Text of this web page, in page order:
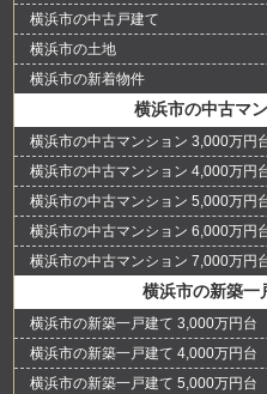
横浜市の中古戸建て
横浜市の土地
横浜市の新着物件
横浜市の中古マ
横浜市の中古マンション 3,000万円
横浜市の中古マンション 4,000万円
横浜市の中古マンション 5,000万円
横浜市の中古マンション 6,000万円
横浜市の中古マンション 7,000万円
横浜市の新築一
横浜市の新築一戸建て 3,000万円台
横浜市の新築一戸建て 4,000万円台
横浜市の新築一戸建て 5,000万円台